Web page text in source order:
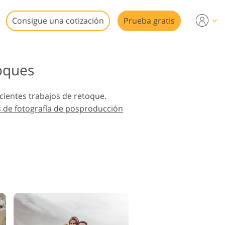
Consigue una cotización Prueba gratis
trabajos de retoque.
de fotografía de posproducción